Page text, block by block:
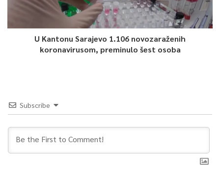
0
Article Rating
U Kantonu Sarajevo 1.106 novozaraženih
koronavirusom, preminulo šest osoba
Subscribe